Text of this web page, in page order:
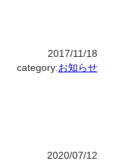
2017/11/18
category:お知らせ
2020/07/12